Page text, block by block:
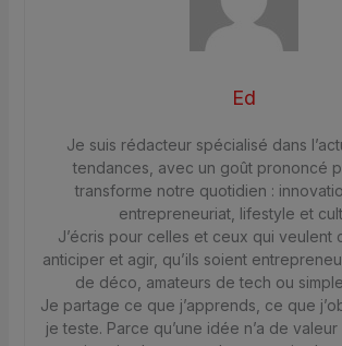
Ed
Je suis rédacteur spécialisé dans
tendances, avec un goût prononcé
transforme notre quotidien :
entrepreneuriat, lifestyle et
J’écris pour celles et ceux qui veulent
anticiper et agir, qu’ils soient
de déco, amateurs de tech ou
Je partage ce que j’apprends, ce que
je teste. Parce qu’une idée n’a de